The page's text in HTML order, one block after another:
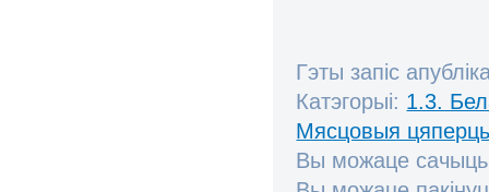
Гэты запіс
Катэгорыі: 1.3.
Мясцовыя
Вы можаце